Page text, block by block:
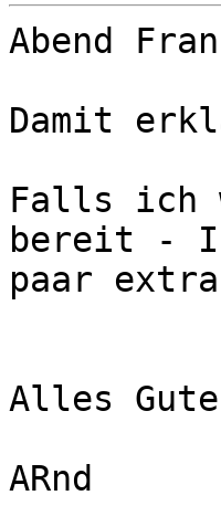
Abend
Damit
Falls ich
bereit -
paar
Alles
ARnd